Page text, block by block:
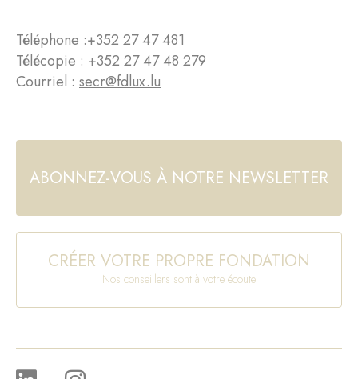
Téléphone :+352 27 47 481
Télécopie : +352 27 47 48 279
Courriel : secr@fdlux.lu
ABONNEZ-VOUS À NOTRE NEWSLETTER
CRÉER VOTRE PROPRE FONDATION
Nos conseillers sont à votre écoute